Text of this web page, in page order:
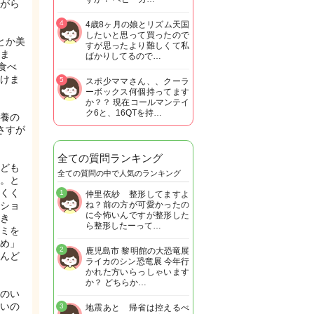
ら
か美
べ
ま
の
すが
も
と
く
ョ
を
」
ど
い
の
4歳8ヶ月の娘とリズム天国
したいと思って買ったので
すが思ったより難しくて私
ばかりしてるので…
4
スポ少ママさん、、クーラ
ーボックス何個持ってます
か？？ 現在コールマンテイ
ク6と、16QTを持…
5
全ての質問ランキング
全ての質問の中で人気のランキング
仲里依紗 整形してますよ
ね？前の方が可愛かったの
に今怖いんですが整形した
ら整形したーって…
1
鹿児島市 黎明館の大恐竜展
ライカのシン恐竜展 今年行
かれた方いらっしゃいます
か？ どちらか…
2
地震あと 帰省は控えるべ
3